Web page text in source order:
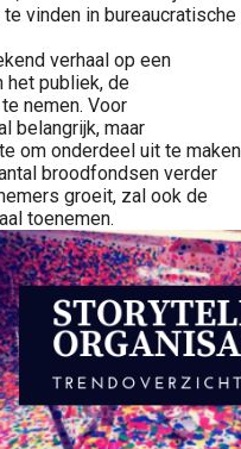
vinden in bureaucratische
verhaal op een
het publiek, de
nemen. Voor
belangrijk, maar
om onderdeel uit te maken
broodfondsen verder
groeit, zal ook de
toenemen.